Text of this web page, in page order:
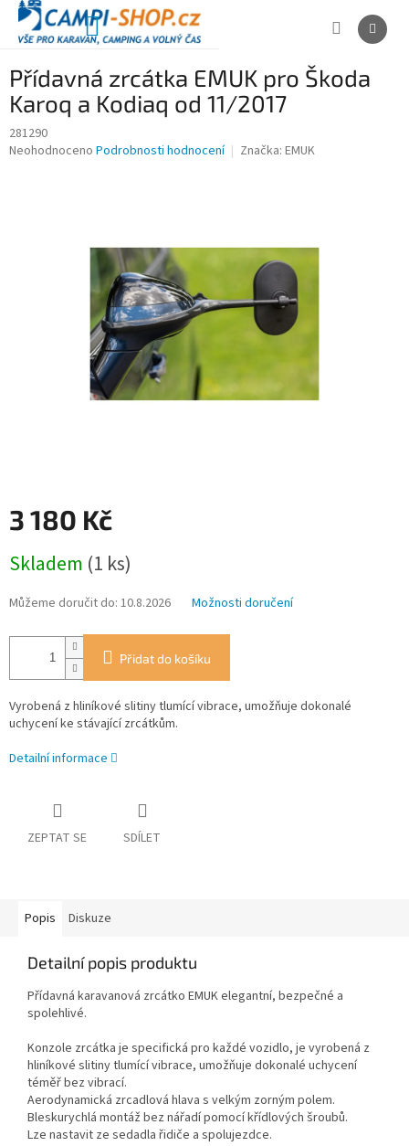
Přejít
obsah
NÁKUPNÍ
Přídavná zrcátka EMUK pro Škoda
Karoq a Kodiaq od 11/2017
281290
Průměrné
Neohodnoceno Podrobnosti hodnocení Značka: EMUK
3 180 Kč
cena:
Skladem (1 ks)
Můžeme doručit do: 10.8.2026 Možnosti doručení
Přidat do košíku
Vyrobená z hliníkové slitiny tlumící vibrace, umožňuje dokonalé
uchycení ke stávající zrcátkům.
Detailní informace
ZEPTAT SE SDÍLET
Popis Diskuze
Detailní popis produktu
Přídavná karavanová zrcátko EMUK elegantní, bezpečné a
spolehlivé.
Konzole zrcátka je specifická pro každé vozidlo, je vyrobená z
hliníkové slitiny tlumící vibrace, umožňuje dokonalé uchycení
téměř bez vibrací.
Aerodynamická zrcadlová hlava s velkým zorným polem.
Bleskurychlá montáž bez nářadí pomocí křídlových šroubů.
Lze nastavit ze sedadla řidiče a spolujezdce.